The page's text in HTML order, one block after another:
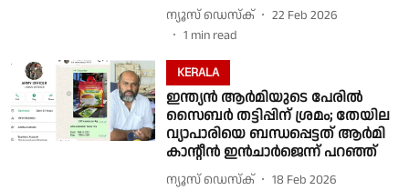
ന്യൂസ് ഡെസ്ക്
22 Feb 2026
1 min read
KERALA
ഇന്ത്യൻ ആർമിയുടെ പേരിൽ
സൈബർ തട്ടിപ്പിന് ശ്രമം; തേയില
വ്യാപാരിയെ ബന്ധപ്പെട്ടത് ആർമി
കാൻ്റീൻ ഇൻചാർജെന്ന് പറഞ്ഞ്
ന്യൂസ് ഡെസ്ക്
18 Feb 2026